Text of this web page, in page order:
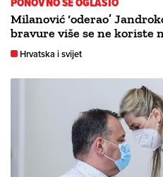
Milanović ‘oderao’
bravure više se ne koriste
Hrvatska i svijet